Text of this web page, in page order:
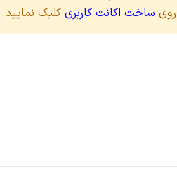
روی ساخت اکانت کاربری کلیک نمایید.